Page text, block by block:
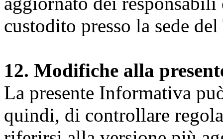
custodito presso la sede
12. Modifiche alla
La presente Informativa
quindi, di controllare